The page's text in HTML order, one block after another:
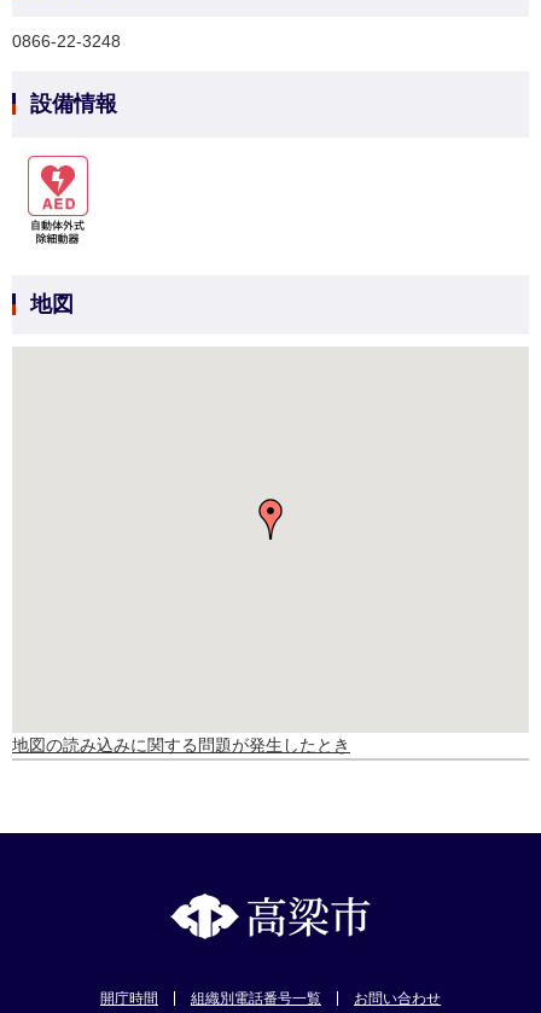
0866-22-3248
設備情報
地図
地図の読み込みに関する問題が発生したとき
開庁時間 組織別電話番号一覧 お問い合わせ